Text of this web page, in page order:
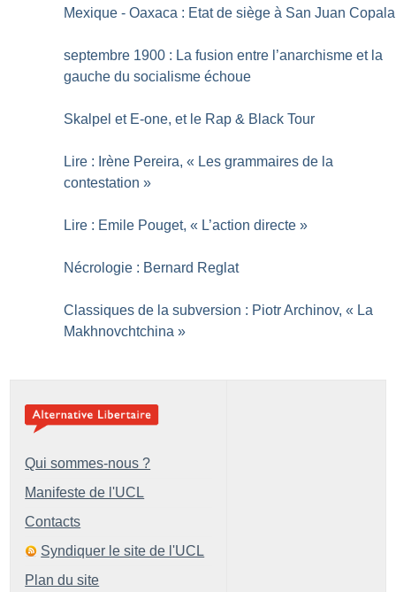
Mexique - Oaxaca : Etat de siège à San Juan Copala
septembre 1900 : La fusion entre l’anarchisme et la
gauche du socialisme échoue
Skalpel et E-one, et le Rap & Black Tour
Lire : Irène Pereira, « Les grammaires de la
contestation »
Lire : Emile Pouget, « L’action directe »
Nécrologie : Bernard Reglat
Classiques de la subversion : Piotr Archinov, « La
Makhnovchtchina »
Qui sommes-nous ?
Manifeste de l'UCL
Contacts
Syndiquer le site de l'UCL
Plan du site